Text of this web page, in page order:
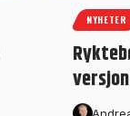
NYHETER